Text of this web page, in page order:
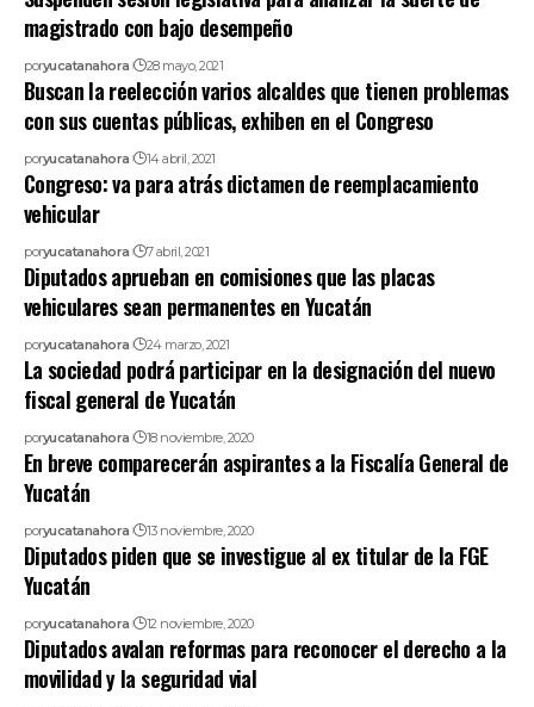
magistrado con bajo desempeño
poryucatanahora 28 mayo, 2021
Buscan la reelección varios alcaldes que tienen problemas
con sus cuentas públicas, exhiben en el Congreso
poryucatanahora 14 abril, 2021
Congreso: va para atrás dictamen de reemplacamiento
vehicular
poryucatanahora 7 abril, 2021
Diputados aprueban en comisiones que las placas
vehiculares sean permanentes en Yucatán
poryucatanahora 24 marzo, 2021
La sociedad podrá participar en la designación del nuevo
fiscal general de Yucatán
poryucatanahora 18 noviembre, 2020
En breve comparecerán aspirantes a la Fiscalía General de
Yucatán
poryucatanahora 13 noviembre, 2020
Diputados piden que se investigue al ex titular de la FGE
Yucatán
poryucatanahora 12 noviembre, 2020
Diputados avalan reformas para reconocer el derecho a la
movilidad y la seguridad vial